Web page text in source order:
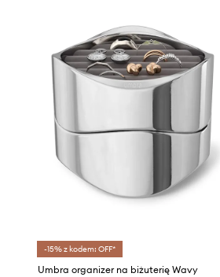
-15% z kodem: OFF*
Umbra organizer na biżuterię Wavy